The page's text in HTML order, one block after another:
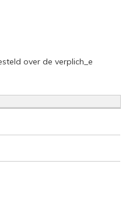
over de verplich_e